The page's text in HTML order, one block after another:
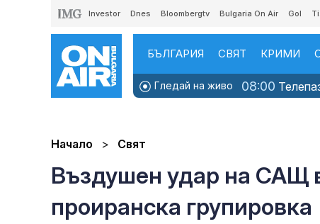
Investor Dnes Bloombergtv Bulgaria On Air Gol
БЪЛГАРИЯ СВЯТ КРИМИ
Гледай на живо 08:00
Начало Свят
Въздушен удар на САЩ
проиранска групировка